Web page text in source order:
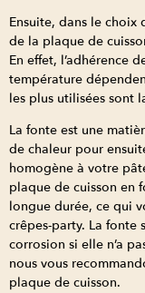
Ensuite, dans le
de la plaque de
En effet, l’adhérence
température
les plus utilisées sont
La fonte est une
de chaleur pour
homogène à votre
plaque de cuisson en
longue durée, ce qui
crêpes-party. La fonte
corrosion si elle n’a
nous vous
plaque de cuisson.